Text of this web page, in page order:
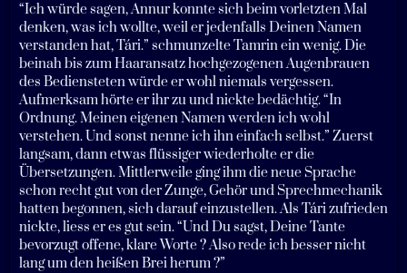
“Ich würde sagen, Annur konnte sich beim vorletzten Mal
denken, was ich wollte, weil er jedenfalls Deinen Namen
verstanden hat, Tári.” schmunzelte Tamrin ein wenig. Die
beinah bis zum Haaransatz hochgezogenen Augenbrauen
des Bediensteten würde er wohl niemals vergessen.
Aufmerksam hörte er ihr zu und nickte bedächtig. “In
Ordnung. Meinen eigenen Namen werden ich wohl
verstehen. Und sonst nenne ich ihn einfach selbst.” Zuerst
langsam, dann etwas flüssiger wiederholte er die
Übersetzungen. Mittlerweile ging ihm die neue Sprache
schon recht gut von der Zunge, Gehör und Sprechmechanik
hatten begonnen, sich darauf einzustellen. Als Tári zufrieden
nickte, liess er es gut sein. “Und Du sagst, Deine Tante
bevorzugt offene, klare Worte ? Also rede ich besser nicht
lang um den heißen Brei herum ?”